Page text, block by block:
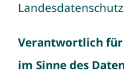
Verantwortlich
im Sinne des